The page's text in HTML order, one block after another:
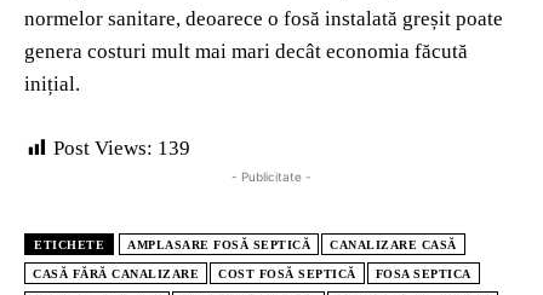
normelor sanitare, deoarece o fosă instalată greșit poate
genera costuri mult mai mari decât economia făcută
inițial.
Post Views: 139
- Publicitate -
ETICHETE AMPLASARE FOSĂ SEPTICĂ CANALIZARE CASĂ
CASĂ FĂRĂ CANALIZARE COST FOSĂ SEPTICĂ FOSA SEPTICA